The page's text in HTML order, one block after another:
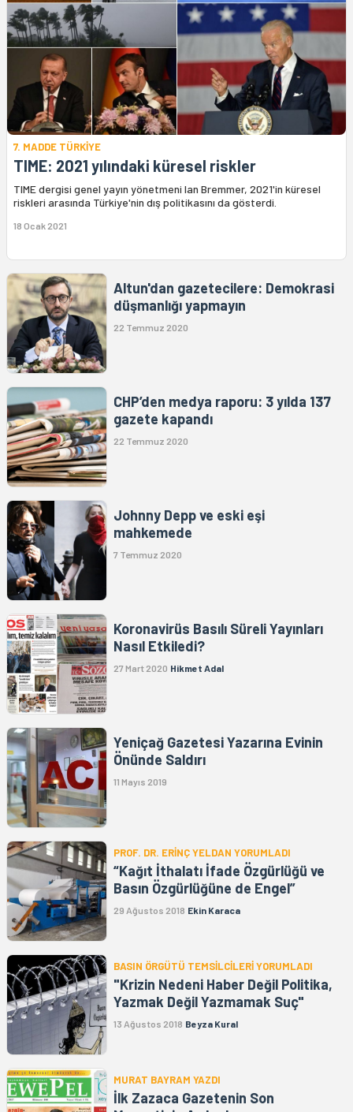
7. MADDE TÜRKİYE
TIME: 2021 yılındaki küresel riskler
TIME dergisi genel yayın yönetmeni Ian Bremmer, 2021'in küresel
riskleri arasında Türkiye'nin dış politikasını da gösterdi.
18 Ocak 2021
Altun'dan gazetecilere: Demokrasi
düşmanlığı yapmayın
22 Temmuz 2020
CHP’den medya raporu: 3 yılda 137
gazete kapandı
22 Temmuz 2020
Johnny Depp ve eski eşi
mahkemede
7 Temmuz 2020
Koronavirüs Basılı Süreli Yayınları
Nasıl Etkiledi?
27 Mart 2020 Hikmet Adal
Yeniçağ Gazetesi Yazarına Evinin
Önünde Saldırı
11 Mayıs 2019
PROF. DR. ERİNÇ YELDAN YORUMLADI
“Kağıt İthalatı İfade Özgürlüğü ve
Basın Özgürlüğüne de Engel”
29 Ağustos 2018 Ekin Karaca
BASIN ÖRGÜTÜ TEMSİLCİLERİ YORUMLADI
"Krizin Nedeni Haber Değil Politika,
Yazmak Değil Yazmamak Suç"
13 Ağustos 2018 Beyza Kural
MURAT BAYRAM YAZDI
İlk Zazaca Gazetenin Son